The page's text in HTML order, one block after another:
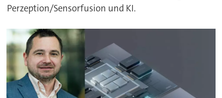
Perzeption/Sensorfusion und KI.